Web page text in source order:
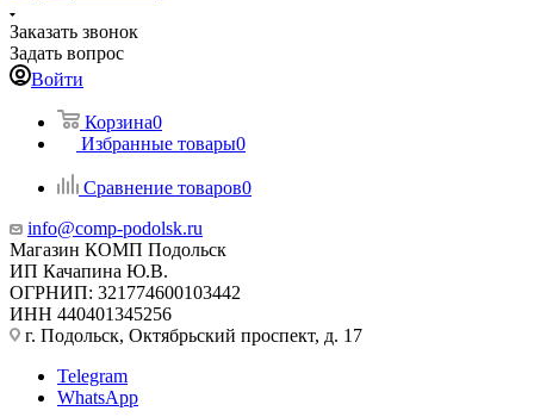
Заказать звонок
Задать вопрос
Войти
Корзина0
Избранные товары0
Сравнение товаров0
info@comp-podolsk.ru
Магазин КОМП Подольск
ИП Качапина Ю.В.
ОГРНИП: 321774600103442
ИНН 440401345256
г. Подольск, Октябрьский проспект, д. 17
Telegram
WhatsApp